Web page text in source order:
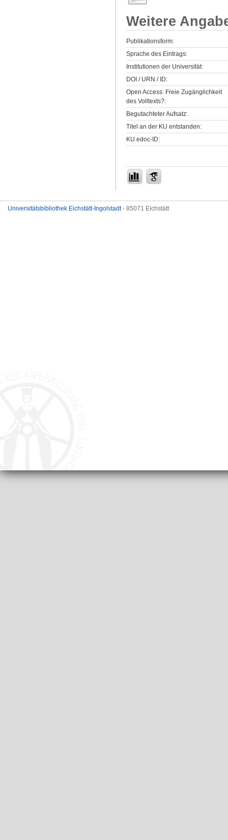
Weitere
Publikationsform:
Sprache des Eintrags:
Institutionen der Universität:
DOI / URN / ID:
Open Access: Freie Zugänglichkeit
des Volltexts?:
Begutachteter Aufsatz:
Titel an der KU entstanden:
KU.edoc-ID:
Universitätsbibliothek Eichstätt-Ingolstadt- 85071 Eichstätt